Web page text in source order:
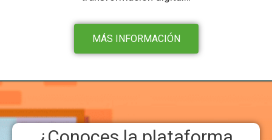
MÁS INFORMACIÓN